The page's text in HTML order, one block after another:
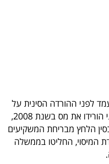
לפני ההורדה הסינית על
0.1%. בפעם האחרונה שהסיני הורידו את מס בשנת 2008,
נראה שבסין הלחץ מבריחת המשקיעים
המיסוי, החליטו בממשלה